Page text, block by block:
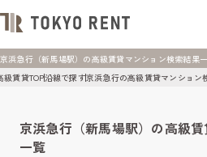
京浜急行（新馬場駅）の高級賃貸マンション検索結果
級賃貸TOP沿線で探す京浜急行の高級賃貸マンション
京浜急行（新馬場駅）の高級
一覧